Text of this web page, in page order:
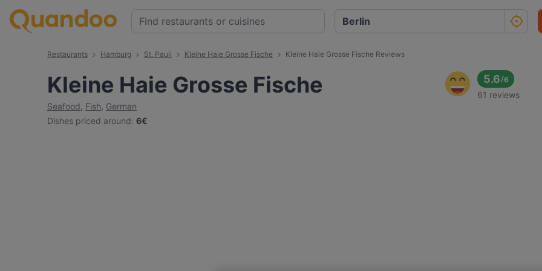
Restaurants Hamburg St. Pauli Kleine Haie Grosse Fische Kleine Haie Grosse Fische Reviews
Kleine Haie Grosse Fische
Seafood, Fish, German
Dishes priced around: 6€
5.6/6
61 reviews